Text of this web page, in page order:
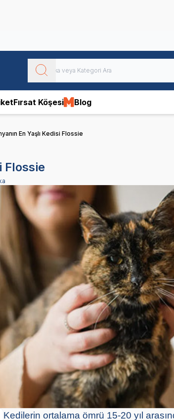
Fırsat Köşesi Blog
En Yaşlı Kedisi Flossie
Flossie
Kedilerin ortalama ömrü 15-20 yıl